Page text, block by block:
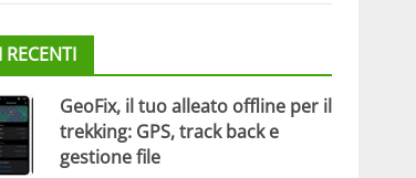
RECENTI
GeoFix, il tuo alleato offline per il
trekking: GPS, track back e
gestione file